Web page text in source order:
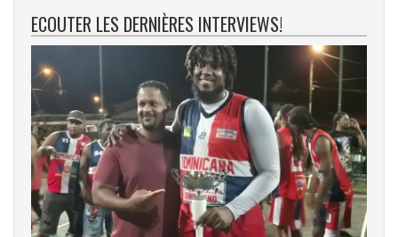
ECOUTER LES DERNIÈRES INTERVIEWS!